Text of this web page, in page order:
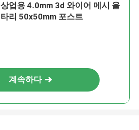
상업용 4.0mm 3d 와이어 메시 울
타리 50x50mm 포스트
계속하다